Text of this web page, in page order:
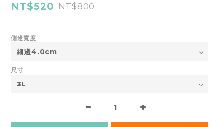
NT$520 NT$800
側邊寬度
尺寸